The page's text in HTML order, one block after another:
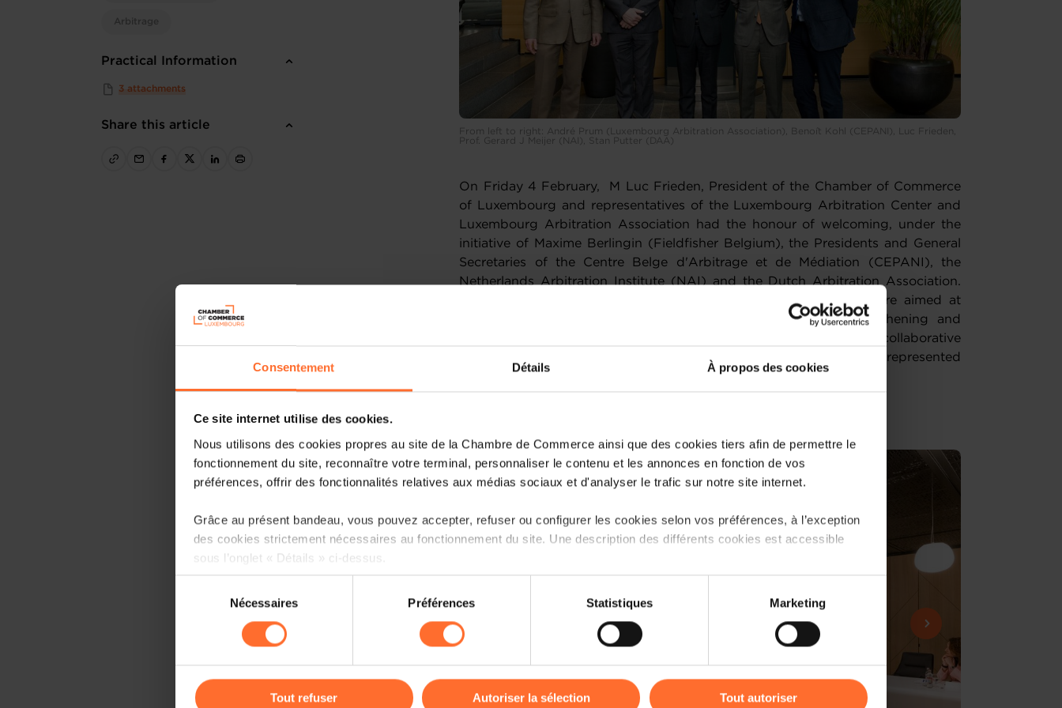
Consentement Détails À propos des cookies
Ce site internet utilise des cookies.
Nous utilisons des cookies propres au site de la Chambre de Commerce ainsi que des cookies tiers afin de permettre le
fonctionnement du site, reconnaître votre terminal, personnaliser le contenu et les annonces en fonction de vos
préférences, offrir des fonctionnalités relatives aux médias sociaux et d'analyser le trafic sur notre site internet.
Grâce au présent bandeau, vous pouvez accepter, refuser ou configurer les cookies selon vos préférences, à l’exception
des cookies strictement nécessaires au fonctionnement du site. Une description des différents cookies est accessible
sous l’onglet « Détails » ci-dessus.
Il est précisé que la navigation sur le site et certaines fonctionnalités (ex : lecture de vidéos, partage sur les réseaux
sociaux, sauvegarde des préférences de lecture vidéo, personnalisation de l’affichage du site) peuvent être affectées en
cas de refus de tous les cookies ou des cookies non nécessaires.
gauche de chaque page.
consentement
Nécessaires Préférences Statistiques Marketing
Tout refuser Autoriser la sélection Tout autoriser
Arbitrage
Practical Information
3 attachments
Share this article
From left to right: André Prum (Luxembourg Arbitration Association), Benoît Kohl (CEPANI), Luc Frieden,
Prof. Gerard J Meijer (NAI), Stan Putter (DAA)
On Friday 4 February, M Luc Frieden, President of the Chamber of Commerce
of Luxembourg and representatives of the Luxembourg Arbitration Center and
Luxembourg Arbitration Association had the honour of welcoming, under the
initiative of Maxime Berlingin (Fieldfisher Belgium), the Presidents and General
Secretaries of the Centre Belge d'Arbitrage et de Médiation (CEPANI), the
Netherlands Arbitration Institute (NAI) and the Dutch Arbitration Association.
The meeting took place under the CovidCheck regime. Talks were aimed at
setting up a Benelux Arbitration Task Force in view of strengthening and
promoting arbitration in the BENELUX area by creating links and collaborative
projects between the main players in arbitration from each of the 3 represented